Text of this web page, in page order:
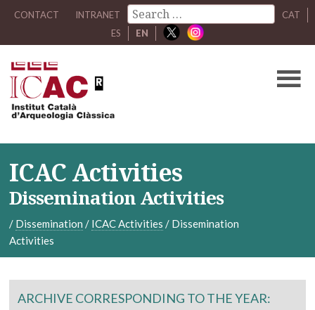
CONTACT INTRANET
CAT
ES
EN
ICAC Activities
Dissemination Activities
/ Dissemination / ICAC Activities / Dissemination
Activities
ARCHIVE CORRESPONDING TO THE YEAR: